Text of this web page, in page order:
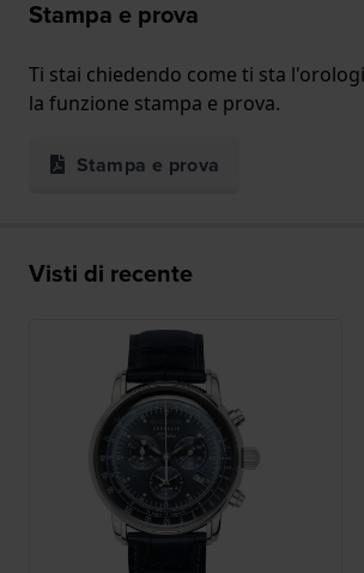
Stampa e prova
Ti stai chiedendo come ti sta
la funzione stampa e prova.
Stampa e prova
Visti di recente